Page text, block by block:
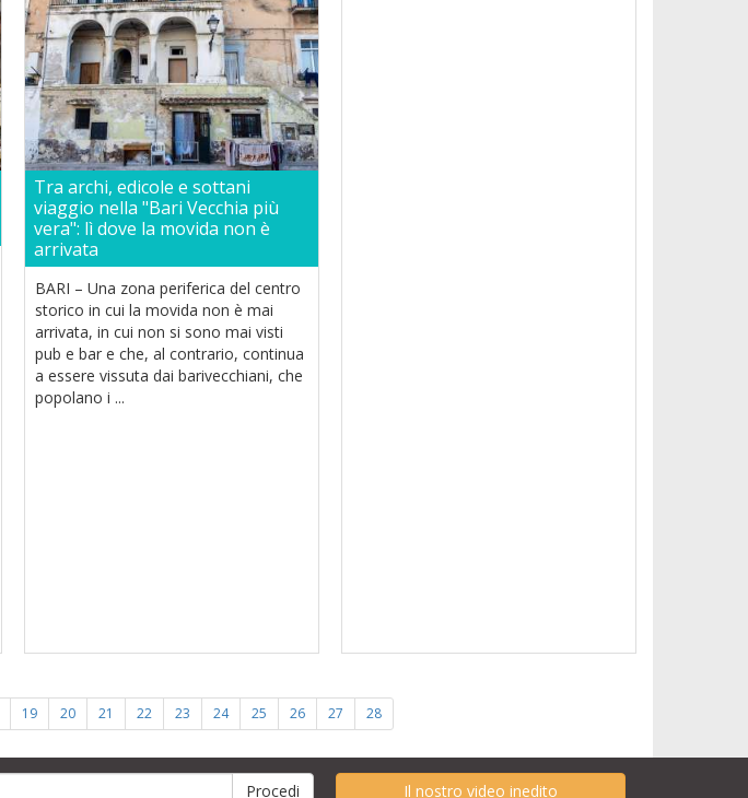
Tra archi, edicole e sottani
viaggio nella "Bari Vecchia più
vera": lì dove la movida non è
arrivata
BARI – Una zona periferica del centro
storico in cui la movida non è mai
arrivata, in cui non si sono mai visti
pub e bar e che, al contrario, continua
a essere vissuta dai barivecchiani, che
popolano i ...
19 20 21 22 23 24 25 26 27 28
Il nostro video inedito